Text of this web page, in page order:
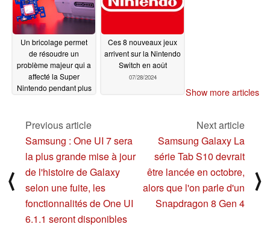
Un bricolage permet
de résoudre un
problème majeur qui a
affecté la Super
Nintendo pendant plus
Ces 8 nouveaux jeux
arrivent sur la Nintendo
Switch en août
07/28/2024
Show more articles
⟨
Previous article
Samsung : One UI 7 sera
la plus grande mise à jour
de l'histoire de Galaxy
selon une fuite, les
fonctionnalités de One UI
6.1.1 seront disponibles
Next article
Samsung Galaxy La
série Tab S10 devrait
être lancée en octobre,
alors que l'on parle d'un
Snapdragon 8 Gen 4
⟩